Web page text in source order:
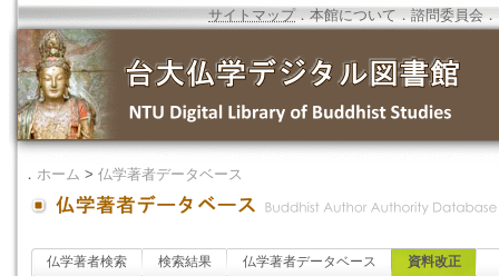
サイトマップ．本館について ．諮問委員会 ．
． ホーム > 仏学著者データベース
仏学著者検索 検索結果 仏学著者データベース 資料改正